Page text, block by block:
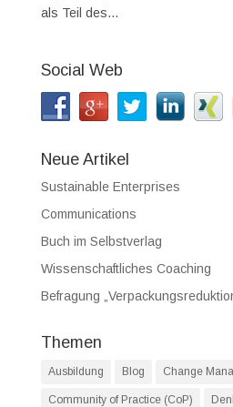
als Teil des...
Social Web
Neue Artikel
Sustainable Enterprises
Communications
Buch im Selbstverlag
Wissenschaftliches Coaching
Befragung
Themen
Ausbildung Blog Change
Community of Practice (CoP)